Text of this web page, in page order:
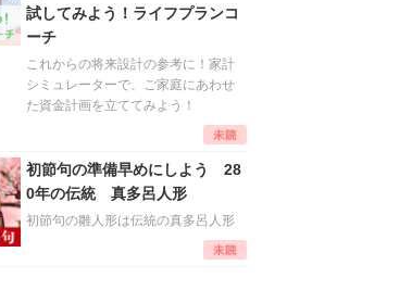
試してみよう！ライフプランコ
ーチ
これからの将来設計の参考に！家計
シミュレーターで、ご家庭にあわせ
た資金計画を立ててみよう！
初節句の準備早めにしよう 28
0年の伝統 真多呂人形
初節句の雛人形は伝統の真多呂人形